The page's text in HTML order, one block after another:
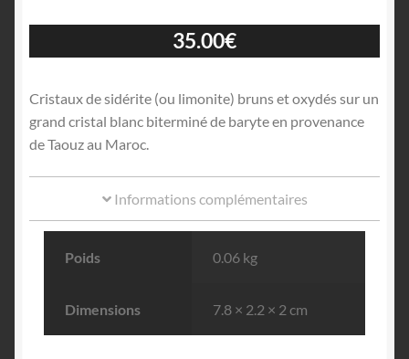
35.00€
Cristaux de sidérite (ou limonite) bruns et oxydés sur un
grand cristal blanc biterminé de baryte en provenance
de Taouz au Maroc.
Informations complémentaires
Poids 0.06 kg
Dimensions 7.8 × 2.2 × 2 cm